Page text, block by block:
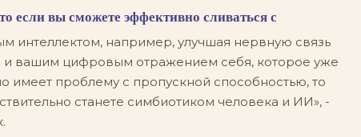
если вы сможете эффективно сливаться с
интеллектом, например, улучшая нервную связь
вашим цифровым отражением себя, которое уже
имеет проблему с пропускной способностью, то
станете симбиотиком человека и ИИ», -